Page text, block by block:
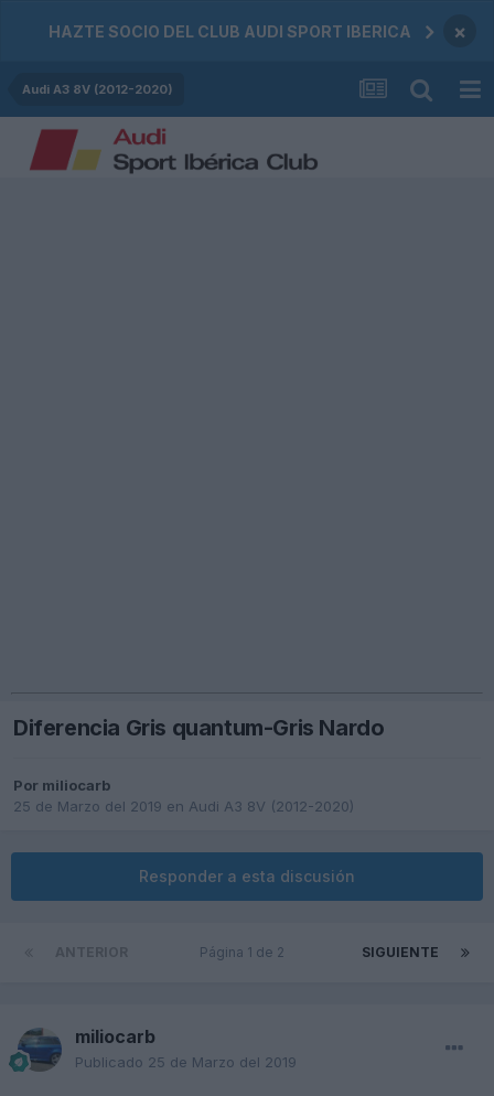
HAZTE SOCIO DEL CLUB AUDI SPORT IBERICA ×
Audi A3 8V (2012-2020)
Diferencia Gris quantum-Gris Nardo
Por miliocarb
25 de Marzo del 2019 en Audi A3 8V (2012-2020)
Responder a esta discusión
SIGUIENTE
Página 1 de 2
miliocarb
Publicado 25 de Marzo del 2019